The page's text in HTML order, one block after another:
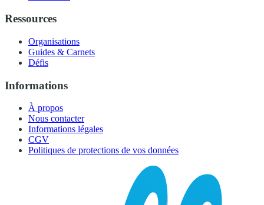
Ressources
Organisations
Guides & Carnets
Défis
Informations
À propos
Nous contacter
Informations légales
CGV
Politiques de protections de vos données